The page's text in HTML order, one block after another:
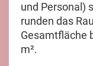
und Personal)
runden das
Gesamtfläche
m².